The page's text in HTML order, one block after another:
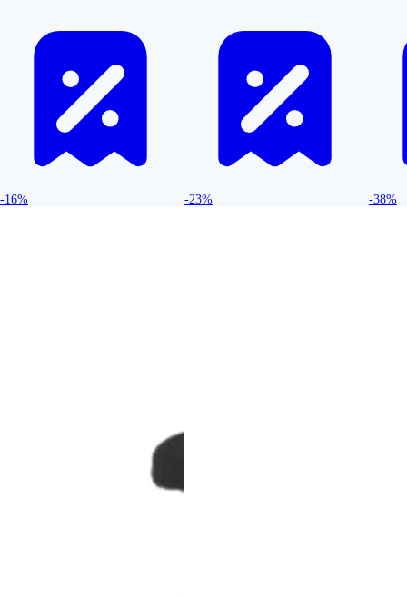
-16% -23% -38%